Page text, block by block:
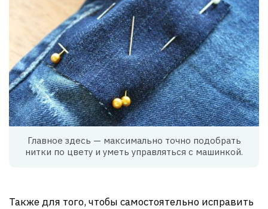
Главное здесь — максимально точно подобрать
нитки по цвету и уметь управляться с машинкой.
Также для того, чтобы самостоятельно исправить